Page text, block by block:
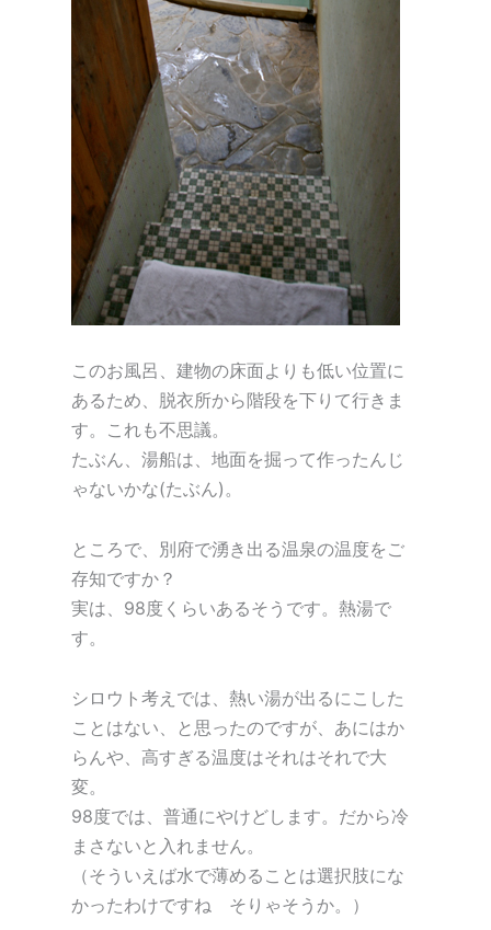
このお風呂、建物の床面よりも低い位置に
あるため、脱衣所から階段を下りて行きま
す。これも不思議。
たぶん、湯船は、地面を掘って作ったんじ
ゃないかな(たぶん)。
ところで、別府で湧き出る温泉の温度をご
存知ですか？
実は、98度くらいあるそうです。熱湯で
す。
シロウト考えでは、熱い湯が出るにこした
ことはない、と思ったのですが、あにはか
らんや、高すぎる温度はそれはそれで大
変。
98度では、普通にやけどします。だから冷
まさないと入れません。
（そういえば水で薄めることは選択肢にな
かったわけですね そりゃそうか。）